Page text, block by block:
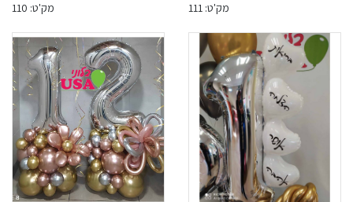
מק'ט: 111 מק'ט: 110